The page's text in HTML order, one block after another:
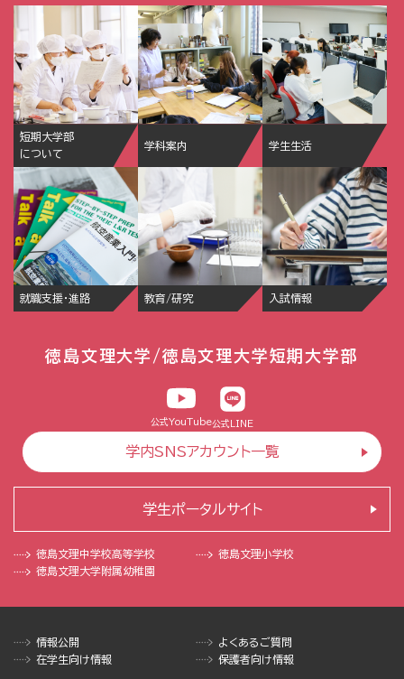
短期大学部
について
学科案内 学生生活
就職支援・進路 教育/研究 入試情報
徳島文理大学/徳島文理大学短期大学部
公式YouTube公式LINE
学内SNSアカウント一覧
徳島文理中学校高等学校
徳島文理小学校
徳島文理大学附属幼稚園
学生ポータルサイト
情報公開
よくあるご質問
在学生向け情報
保護者向け情報